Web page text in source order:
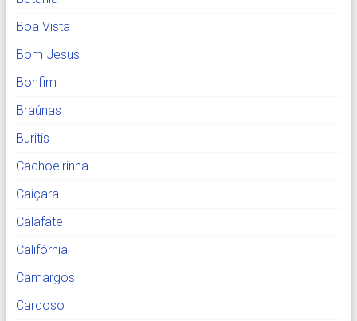
Boa Vista
Bom Jesus
Bonfim
Braúnas
Buritis
Cachoeirinha
Caiçara
Calafate
Califórnia
Camargos
Cardoso